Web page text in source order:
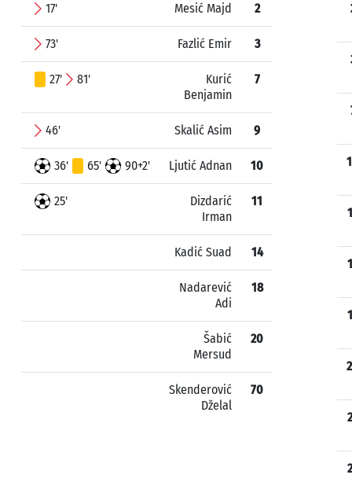
17' Mesić Majd 2
73' Fazlić Emir 3
27' 81'
Kurić
Benjamin
7
46' Skalić Asim 9
36' 65' 90+2' Ljutić Adnan 10
25'
Dizdarić
Irman
11
Kadić Suad 14
Nadarević
Adi
18
Šabić
Mersud
20
Skenderović
Dželal
70